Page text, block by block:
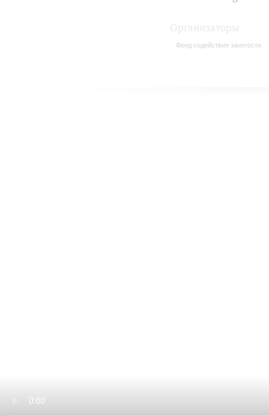
Фонд содействия занятости